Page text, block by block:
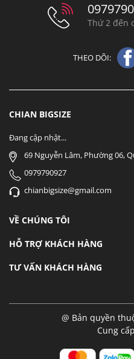
Thứ 2 đến
THEO DÕI:
CHIAN BIGSIZE
Đang cập nhật...
69 Nguyễn Lâm, Phường 06,
0979790927
chianbigsize@gmail.com
VỀ CHÚNG TÔI
HỖ TRỢ KHÁCH HÀNG
TƯ VẤN KHÁCH HÀNG
@ Bản quyền
Cung